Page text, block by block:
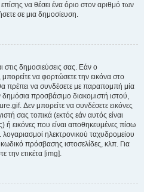
να θέσει ένα όριο στον αριθμό των
σε μια δημοσίευση.
στις δημοσιεύσεις σας. Εάν ο
μπορείτε να φορτώσετε την εικόνα στο
πρέπει να συνδέσετε με παραπομπή μία
προσβάσιμο διακομιστή ιστού,
Δεν μπορείτε να συνδέσετε εικόνες
σας τοπικά (εκτός εάν αυτός είναι
ή εικόνες που είναι αποθηκευμένες πίσω
ηλεκτρονικού ταχυδρομείου
πρόσβασης ιστοσελίδες, κλπ. Για
την ετικέτα [img].